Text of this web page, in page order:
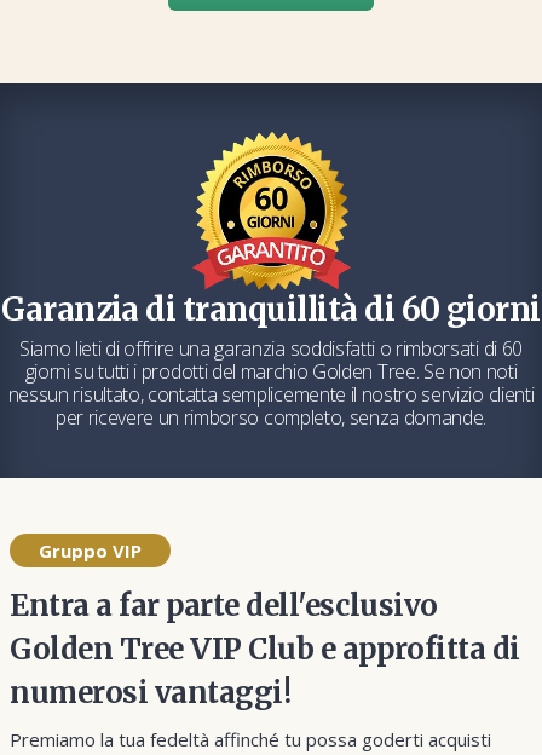
Garanzia di tranquillità di 60 giorni
Siamo lieti di offrire una garanzia soddisfatti o rimborsati di 60
giorni su tutti i prodotti del marchio Golden Tree. Se non noti
nessun risultato, contatta semplicemente il nostro servizio clienti
per ricevere un rimborso completo, senza domande.
Gruppo VIP
Entra a far parte dell'esclusivo
Golden Tree VIP Club e approfitta di
numerosi vantaggi!
Premiamo la tua fedeltà affinché tu possa goderti acquisti